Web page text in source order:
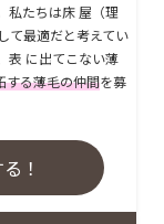
私たちは床 屋（理
て最適だと考えてい
表 に出てこない薄
する薄毛の仲間を募
！